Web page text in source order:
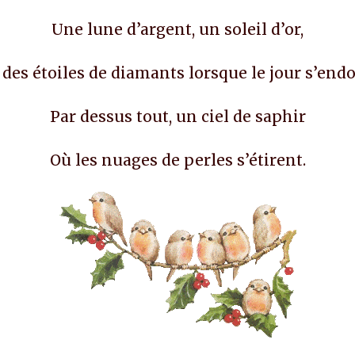
Une lune d’argent, un soleil d’or,
des étoiles de diamants lorsque le jour
Par dessus tout, un ciel de saphir
Où les nuages de perles s’étirent.